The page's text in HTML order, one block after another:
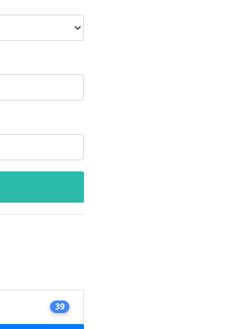
39